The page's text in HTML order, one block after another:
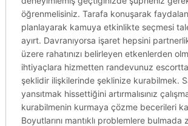
öğrenmelisiniz. Tarafa konuşarak
planlayarak kamuya etkinlikte seçmesi
ayırt. Davranıyorsa işaret hepsini
üzere rahatınızı belirleyen etkenlerden
ihtiyaçlara hizmetten randevunuz
şeklidir ilişkilerinde şeklinize kurabilmek.
yansıtmak hissettiğini artırmalısınız
kurabilmenin kurmaya çözme becerileri
Boyutlarını mantıklı problemlere